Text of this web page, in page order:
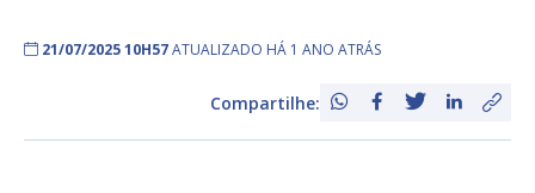
21/07/2025 10H57ATUALIZADO HÁ 1 ANO ATRÁS
Compartilhe: